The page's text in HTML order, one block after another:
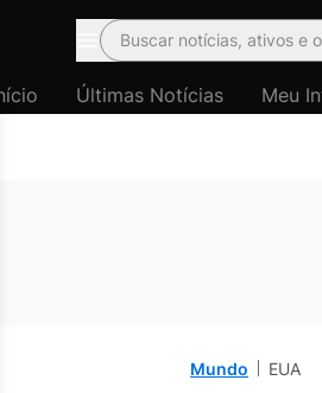
Menu
Buscar notícias, ativos e
Últimas Notícias Meu
Mundo EUA